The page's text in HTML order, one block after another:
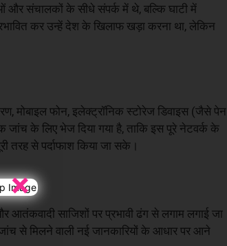
×
और संचालकों के सीधे संपर्क में थे, बल्कि घाटी में
कर उन्हें देश के खिलाफ खड़ा करना था, लेकिन
मोबाइल फोन, इलेक्ट्रॉनिक स्टोरेज डिवाइस (जैसे पेन
जांच के लिए भेज दिया गया है, ताकि इस पूरे नेटवर्क के
तरह से पर्दाफाश किया जा सके।
आतंकवादी साजिशों पर प्रभावी ढंग से लगाम लगाई जा
से मिलने वाली नई जानकारियों के आधार पर आने